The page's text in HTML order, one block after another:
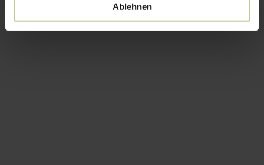
Ablehnen